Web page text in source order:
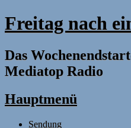
Freitag nach
Das
Mediatop Radio
Hauptmenü
Zum
Sendung